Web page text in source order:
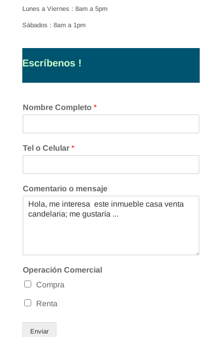
Lunes a Viernes : 8am a 5pm
Sábados : 8am a 1pm
Escríbenos !
Nombre Completo *
Tel o Celular *
Comentario o mensaje
Operación Comercial
Compra
Renta
Enviar